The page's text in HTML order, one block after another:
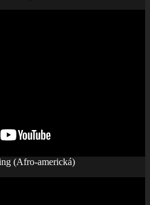
(Afro-americká)